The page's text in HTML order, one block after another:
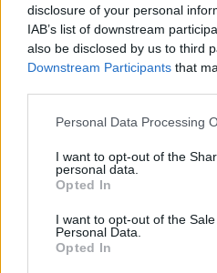
disclosure of your personal
IAB’s list of downstream
also be disclosed by us to third
Downstream Participants that
Personal Data Processing
I want to opt-out of the
personal data.
Opted In
I want to opt-out of the
Personal Data.
Opted In